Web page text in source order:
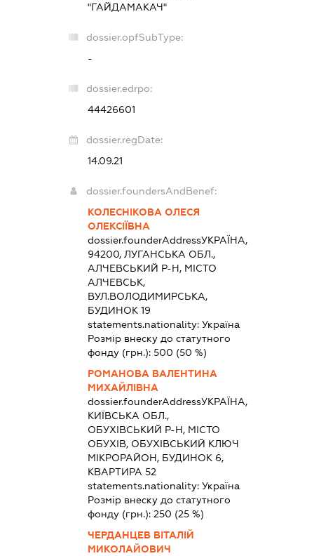
"ГАЙДАМАКАЧ"
dossier.opfSubType:
-
dossier.edrpo:
44426601
dossier.regDate:
14.09.21
dossier.foundersAndBenef:
КОЛЕСНІКОВА ОЛЕСЯ
ОЛЕКСІЇВНА
dossier.founderAddressУКРАЇНА,
94200, ЛУГАНСЬКА ОБЛ.,
АЛЧЕВСЬКИЙ Р-Н, МІСТО
АЛЧЕВСЬК,
ВУЛ.ВОЛОДИМИРСЬКА,
БУДИНОК 19
statements.nationality:Україна
Розмір внеску до статутного
фонду (грн.):500 (50 %)
РОМАНОВА ВАЛЕНТИНА
МИХАЙЛІВНА
dossier.founderAddressУКРАЇНА,
КИЇВСЬКА ОБЛ.,
ОБУХІВСЬКИЙ Р-Н, МІСТО
ОБУХІВ, ОБУХІВСЬКИЙ КЛЮЧ
МІКРОРАЙОН, БУДИНОК 6,
КВАРТИРА 52
statements.nationality:Україна
Розмір внеску до статутного
фонду (грн.):250 (25 %)
ЧЕРДАНЦЕВ ВІТАЛІЙ
МИКОЛАЙОВИЧ